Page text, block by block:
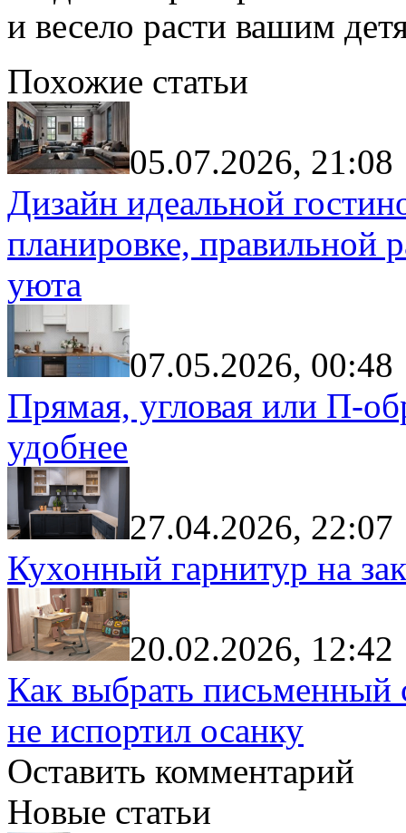
и весело расти вашим
Похожие статьи
05.07.2026, 21:08
Дизайн идеальной
планировке, правильной
уюта
07.05.2026, 00:48
Прямая, угловая или П-
удобнее
27.04.2026, 22:07
Кухонный гарнитур на
20.02.2026, 12:42
Как выбрать письменный
не испортил осанку
Оставить комментарий
Новые статьи